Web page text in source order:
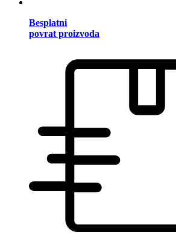
Besplatni
povrat proizvoda